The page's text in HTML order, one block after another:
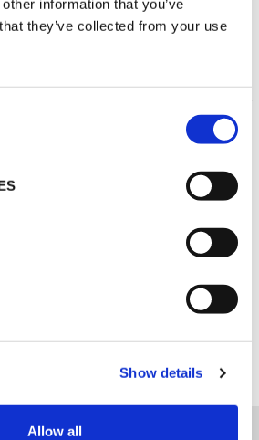
information that you’ve
they’ve collected from your use
Show details
Allow all
ALLE ANWENDUNGEN